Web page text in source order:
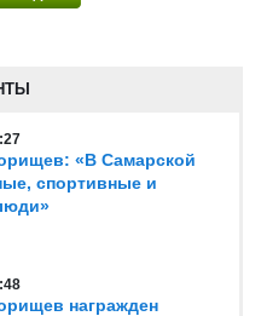
«В Самарской
спортивные и
награжден